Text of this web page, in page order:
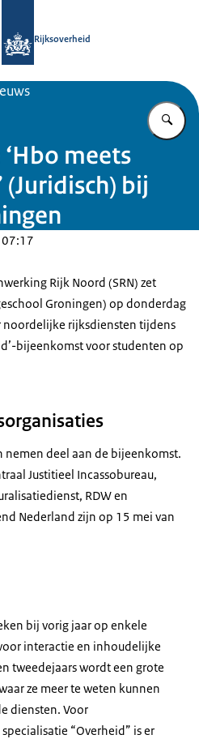
Rijksoverheid
meets
(Juridisch) bij
Rijk Noord (SRN) zet
Groningen) op donderdag
noordelijke rijksdiensten tijdens
bijeenkomst voor studenten op
deel aan de bijeenkomst.
Justitieel Incassobureau,
RDW en
Nederland zijn op 15 mei van
bij vorig jaar op enkele
interactie en inhoudelijke
tweedejaars wordt een grote
ze meer te weten kunnen
diensten. Voor
“Overheid” is er